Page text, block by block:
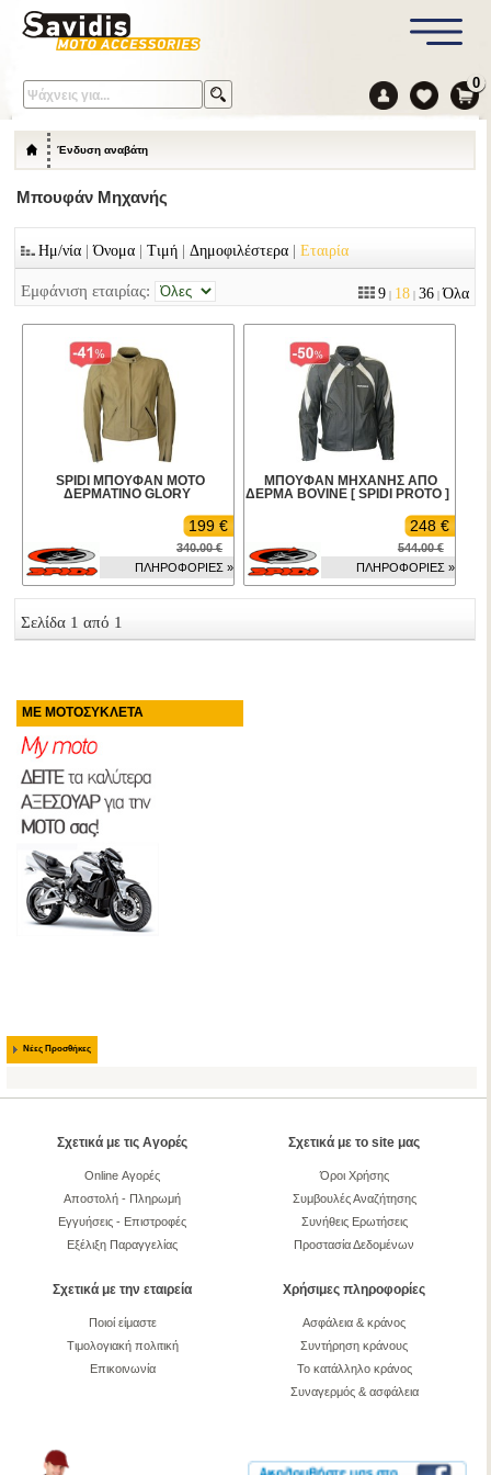
0
Ένδυση αναβάτη
Μπουφάν Μηχανής
Ημ/νία |Όνομα |Τιμή |Δημοφιλέστερα |Εταιρία
Εμφάνιση εταιρίας: 9| 18| 36| Όλα
SPIDI ΜΠΟΥΦΑΝ ΜΟΤΟ
ΔΕΡΜΑΤΙΝΟ GLORY
199 €
340.00 €
ΠΛΗΡΟΦΟΡΙΕΣ »
ΜΠΟΥΦΑΝ ΜΗΧΑΝΗΣ ΑΠΟ
ΔΕΡΜΑ BOVINE [ SPIDI PROTO ]
248 €
544.00 €
ΠΛΗΡΟΦΟΡΙΕΣ »
Σελίδα 1 από 1
ΜΕ ΜΟΤΟΣΥΚΛΕΤΑ
Νέες Προσθήκες
Σχετικά με τις Αγορές
Online Αγορές
Αποστολή - Πληρωμή
Εγγυήσεις - Επιστροφές
Εξέλιξη Παραγγελίας
Σχετικά με το site μας
Όροι Χρήσης
Συμβουλές Αναζήτησης
Συνήθεις Ερωτήσεις
Προστασία Δεδομένων
Σχετικά με την εταιρεία
Ποιοί είμαστε
Τιμολογιακή πολιτική
Επικοινωνία
Χρήσιμες πληροφορίες
Ασφάλεια & κράνος
Συντήρηση κράνους
Το κατάλληλο κράνος
Συναγερμός & ασφάλεια